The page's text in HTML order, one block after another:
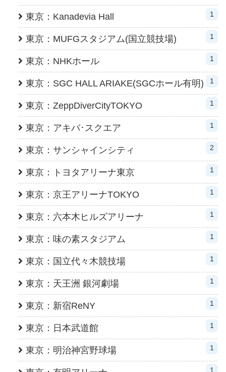
東京：Kanadevia Hall 1
東京：MUFGスタジアム(国立競技場) 1
東京：NHKホール 1
東京：SGC HALL ARIAKE(SGCホール有明) 1
東京：ZeppDiverCityTOKYO 1
東京：アキバ･スクエア 1
東京：サンシャインシティ 2
東京：トヨタアリーナ東京 1
東京：京王アリーナTOKYO 1
東京：六本木ヒルズアリーナ 1
東京：味の素スタジアム 1
東京：国立代々木競技場 1
東京：天王洲 銀河劇場 1
東京：新宿ReNY 1
東京：日本武道館 1
東京：明治神宮野球場 1
1